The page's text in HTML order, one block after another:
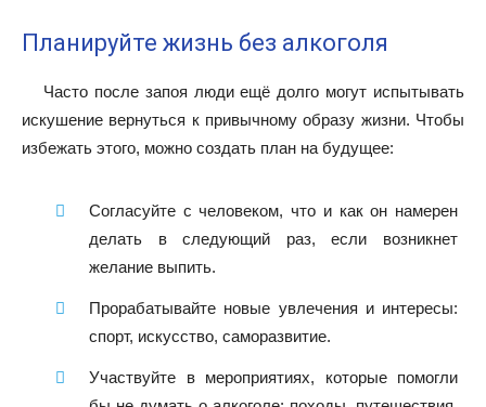
Планируйте жизнь без алкоголя
Часто после запоя люди ещё долго могут испытывать
искушение вернуться к привычному образу жизни. Чтобы
избежать этого, можно создать план на будущее:
Согласуйте с человеком, что и как он намерен
делать в следующий раз, если возникнет
желание выпить.
Прорабатывайте новые увлечения и интересы:
спорт, искусство, саморазвитие.
Участвуйте в мероприятиях, которые помогли